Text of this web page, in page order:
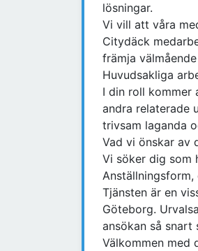
lösningar.
Vi vill att våra
Citydäck
främja
Huvudsakliga
I din roll kommer
andra relaterade
trivsam laganda
Vad vi önskar av
Vi söker dig
Tjänsten är en
Göteborg.
ansökan så snart
Välkommen med